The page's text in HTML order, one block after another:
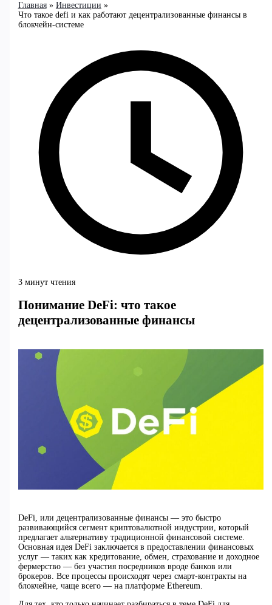
Главная
Инвестиции
Что такое defi и как работают децентрализованные финансы в
блокчейн-системе
3 минут чтения
Понимание DeFi: что такое
децентрализованные финансы
DeFi, или децентрализованные финансы — это быстро
развивающийся сегмент криптовалютной индустрии, который
предлагает альтернативу традиционной финансовой системе.
Основная идея DeFi заключается в предоставлении финансовых
услуг — таких как кредитование, обмен, страхование и доходное
фермерство — без участия посредников вроде банков или
брокеров. Все процессы происходят через смарт-контракты на
блокчейне, чаще всего — на платформе Ethereum.